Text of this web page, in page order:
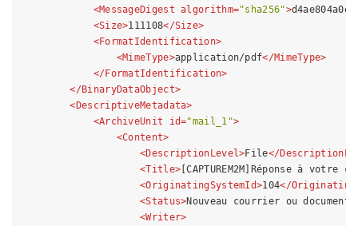
<MessageDigest algorithm="sha256">
<Size>111108</Size>
<FormatIdentification>
<MimeType>application/pdf</MimeType>
</FormatIdentification>
</BinaryDataObject>
< DescriptiveMetadata>
<ArchiveUnit id="mail_1">
<Content>
<DescriptionLevel>File</
<Title> [CAPTUREM2M]Réponse à
<OriginatingSystemId>104</
<Status>Nouveau courrier ou
<Writer>